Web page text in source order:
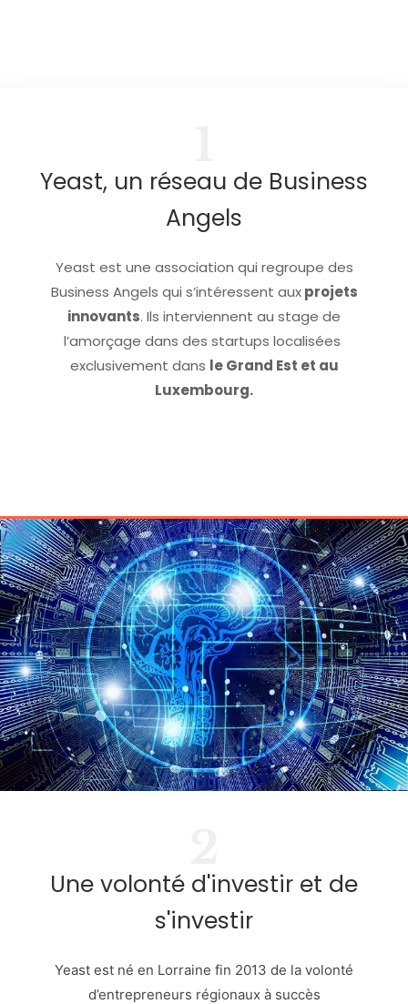
Yeast, un réseau de Business
Angels
Yeast est une association qui regroupe des
Business Angels qui s’intéressent auxprojets
innovants. Ils interviennent au stage de
l’amorçage dans des startups localisées
exclusivement dans le Grand Est et au
Luxembourg.
Une volonté d'investir et de
s'investir
Yeast est né en Lorraine fin 2013 de la volonté
d’entrepreneurs régionaux à succès